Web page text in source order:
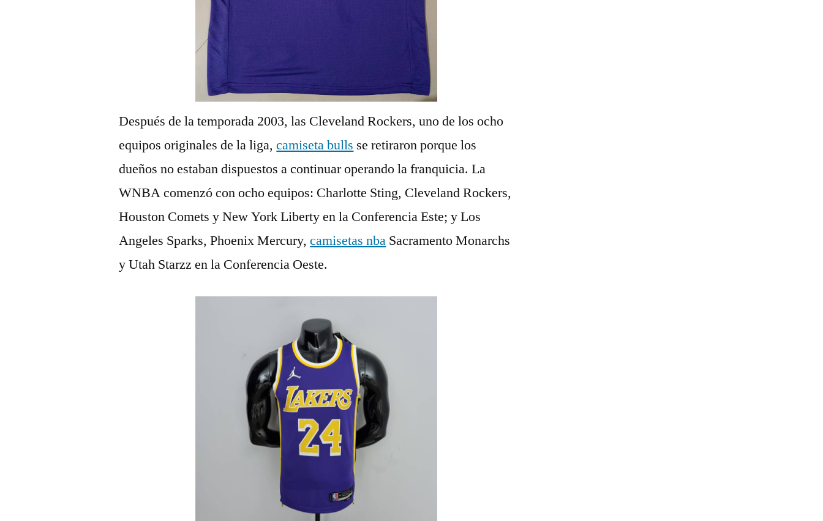
Después de la temporada 2003, las Cleveland Rockers, uno de los ocho
equipos originales de la liga,camiseta bulls se retiraron porque los
dueños no estaban dispuestos a continuar operando la franquicia. La
WNBA comenzó con ocho equipos: Charlotte Sting, Cleveland Rockers,
Houston Comets y New York Liberty en la Conferencia Este; y Los
Angeles Sparks, Phoenix Mercury,camisetas nba Sacramento Monarchs
y Utah Starzz en la Conferencia Oeste.